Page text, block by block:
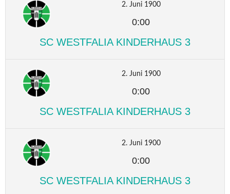
2. Juni 1900
0:00
SC WESTFALIA KINDERHAUS 3
2. Juni 1900
0:00
SC WESTFALIA KINDERHAUS 3
2. Juni 1900
0:00
SC WESTFALIA KINDERHAUS 3